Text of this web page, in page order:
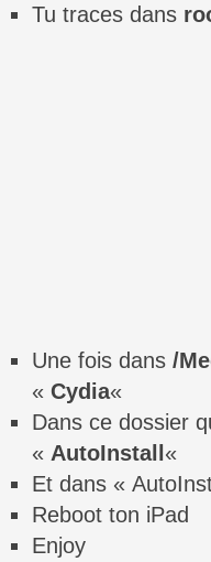
Tu traces dans
Une fois dans/
«Cydia«
Dans ce dossier
« AutoInstall «
Et dans «
Reboot ton iPad
Enjoy